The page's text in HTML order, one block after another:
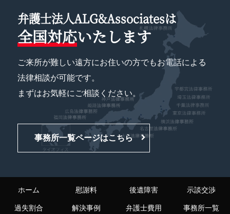
弁護士法人ALG&Associatesは
全国対応いたします
ご来所が難しい遠方にお住いの方でもお電話による
法律相談が可能です。
まずはお気軽にご相談ください。
事務所一覧ページはこちら
ホーム 慰謝料 後遺障害 示談交渉
過失割合 解決事例 弁護士費用 事務所一覧